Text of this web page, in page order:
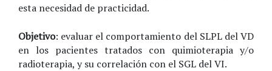
esta necesidad de practicidad.
Objetivo: evaluar el comportamiento del SLPL del VD
en los pacientes tratados con quimioterapia y/o
radioterapia, y su correlación con el SGL del VI.